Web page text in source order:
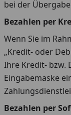
bei der
Bezahlen per
Wenn Sie im
„Kredit- oder
Ihre Kredit- bzw.
Eingabemaske
Bezahlen per